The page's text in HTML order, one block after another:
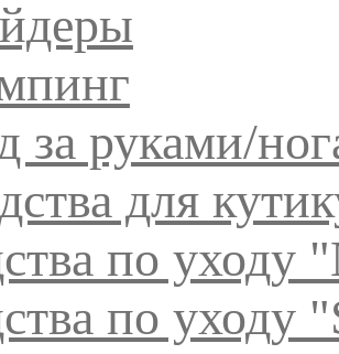
за руками/
для
по уходу
по уходу